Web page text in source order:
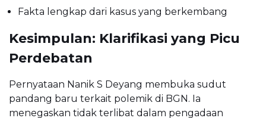
Fakta lengkap dari kasus yang berkembang
Kesimpulan: Klarifikasi yang Picu
Perdebatan
Pernyataan Nanik S Deyang membuka sudut
pandang baru terkait polemik di BGN. Ia
menegaskan tidak terlibat dalam pengadaan